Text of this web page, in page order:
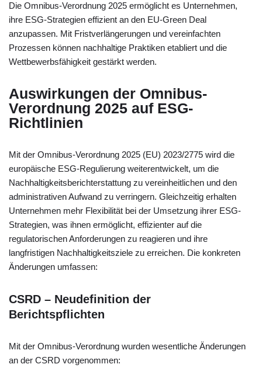
Die Omnibus-Verordnung 2025 ermöglicht es Unternehmen,
ihre ESG-Strategien effizient an den EU-Green Deal
anzupassen. Mit Fristverlängerungen und vereinfachten
Prozessen können nachhaltige Praktiken etabliert und die
Wettbewerbsfähigkeit gestärkt werden.
Auswirkungen der Omnibus-
Verordnung 2025 auf ESG-
Richtlinien
Mit der Omnibus-Verordnung 2025 (EU) 2023/2775 wird die
europäische ESG-Regulierung weiterentwickelt, um die
Nachhaltigkeitsberichterstattung zu vereinheitlichen und den
administrativen Aufwand zu verringern. Gleichzeitig erhalten
Unternehmen mehr Flexibilität bei der Umsetzung ihrer ESG-
Strategien, was ihnen ermöglicht, effizienter auf die
regulatorischen Anforderungen zu reagieren und ihre
langfristigen Nachhaltigkeitsziele zu erreichen. Die konkreten
Änderungen umfassen:
CSRD – Neudefinition der
Berichtspflichten
Mit der Omnibus-Verordnung wurden wesentliche Änderungen
an der CSRD vorgenommen: